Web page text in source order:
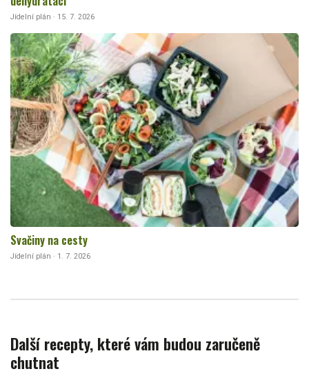
Jídelní plán · 15. 7. 2026
Svačiny na cesty
Jídelní plán · 1. 7. 2026
Další recepty, které vám budou zaručeně
chutnat